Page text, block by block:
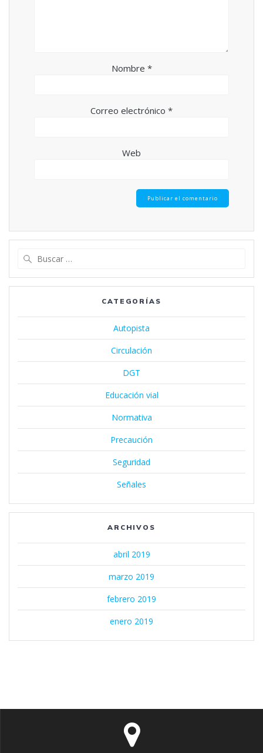
Nombre *
Correo electrónico *
Web
CATEGORÍAS
Autopista
Circulación
DGT
Educación vial
Normativa
Precaución
Seguridad
Señales
ARCHIVOS
abril 2019
marzo 2019
febrero 2019
enero 2019